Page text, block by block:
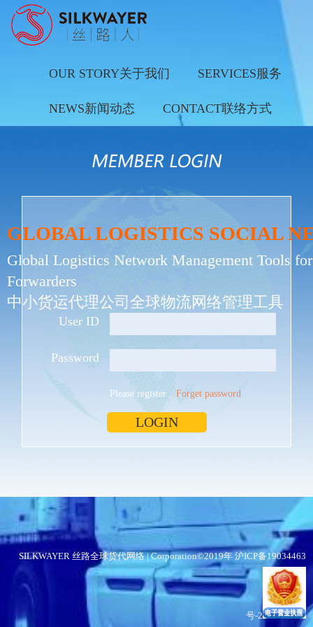
OUR STORY关于我们 SERVICES服务
NEWS新闻动态 CONTACT联络方式
GLOBAL LOGISTICS SOCIAL
Global Logistics Network Management Tools
Forwarders
中小货运代理公司全球物流网络管理工具
User ID
Password
Please register Forget password
SILKWAYER 丝路全球货代网络 | Corporation©2019年沪ICP备19034463
号-2